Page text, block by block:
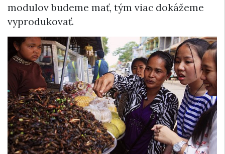
modulov budeme mať, tým viac dokážeme
vyprodukovať.